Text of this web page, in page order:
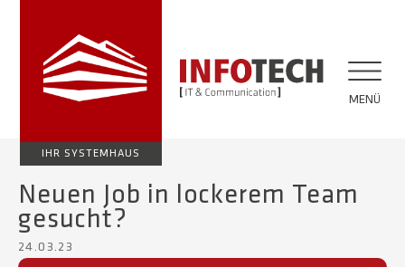
IHR SYSTEMHAUS
MENÜ
Neuen Job in lockerem Team
gesucht?
24.03.23